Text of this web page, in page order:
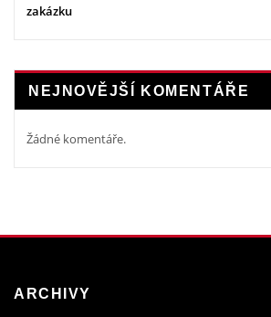
zakázku
NEJNOVĚJŠÍ KOMENTÁŘE
Žádné komentáře.
ARCHIVY